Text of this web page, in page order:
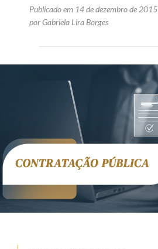
Publicado em 14 de dezembro de 2015
por Gabriela Lira Borges